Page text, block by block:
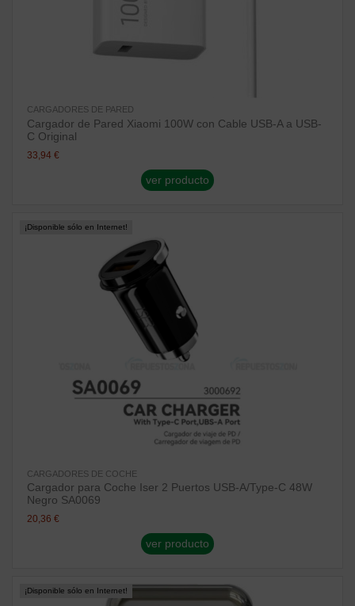
CARGADORES DE PARED
Cargador de Pared Xiaomi 100W con Cable USB-A a USB-
C Original
33,94 €
ver producto
¡Disponible sólo en Internet!
CARGADORES DE COCHE
Cargador para Coche Iser 2 Puertos USB-A/Type-C 48W
Negro SA0069
20,36 €
ver producto
¡Disponible sólo en Internet!